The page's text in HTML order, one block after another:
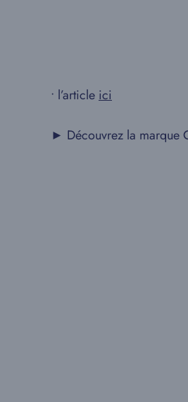
• l’article ici
► Découvrez la marque